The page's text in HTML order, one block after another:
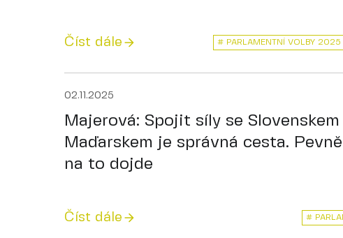
Číst dále # PARLAMENTNÍ VOLBY 2025
02.11.2025
Majerová: Spojit síly se Slovenskem
Maďarskem je správná cesta.
na to dojde
Číst dále #